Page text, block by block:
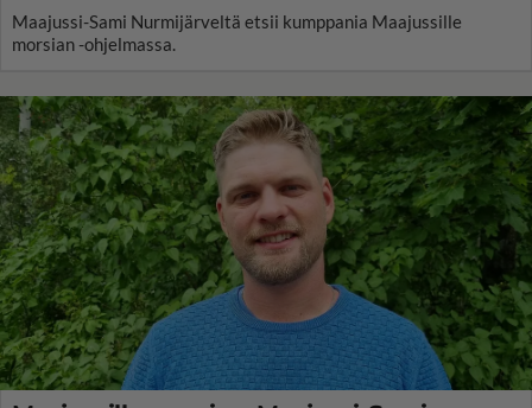
Maajussi-Sami Nurmijärveltä etsii kumppania Maajussille
morsian -ohjelmassa.